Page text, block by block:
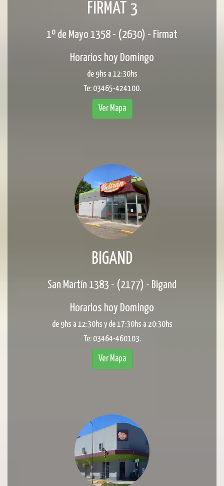
FIRMAT 3
1º de Mayo 1358 - (2630) - Firmat
Horarios hoy Domingo
de 9hs a 12:30hs
Te: 03465-424100.
Ver Mapa
BIGAND
San Martín 1383 - (2177) - Bigand
Horarios hoy Domingo
de 9hs a 12:30hs y de 17:30hs a 20:30hs
Te: 03464-460103.
Ver Mapa